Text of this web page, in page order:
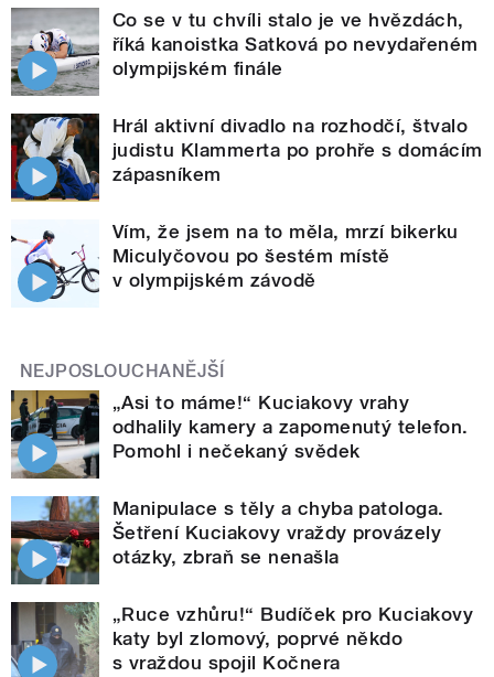
Co se v tu chvíli stalo je ve hvězdách,
říká kanoistka Satková po nevydařeném
olympijském finále
Hrál aktivní divadlo na rozhodčí, štvalo
judistu Klammerta po prohře s domácím
zápasníkem
Vím, že jsem na to měla, mrzí bikerku
Miculyčovou po šestém místě
v olympijském závodě
NEJPOSLOUCHANĚJŠÍ
„Asi to máme!“ Kuciakovy vrahy
odhalily kamery a zapomenutý telefon.
Pomohl i nečekaný svědek
Manipulace s těly a chyba patologa.
Šetření Kuciakovy vraždy provázely
otázky, zbraň se nenašla
„Ruce vzhůru!“ Budíček pro Kuciakovy
katy byl zlomový, poprvé někdo
s vraždou spojil Kočnera